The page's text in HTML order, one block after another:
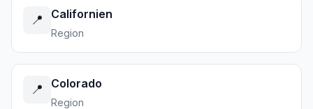
📍 Californien
Region
📍 Colorado
Region